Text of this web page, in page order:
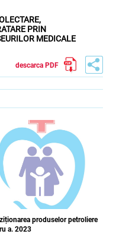
PRIN
MEDICALE
descarca PDF
produselor petroliere
a. 2023